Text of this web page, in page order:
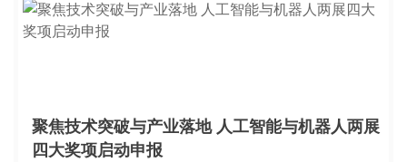
聚焦技术突破与产业落地 人工智能与机器人两展
四大奖项启动申报